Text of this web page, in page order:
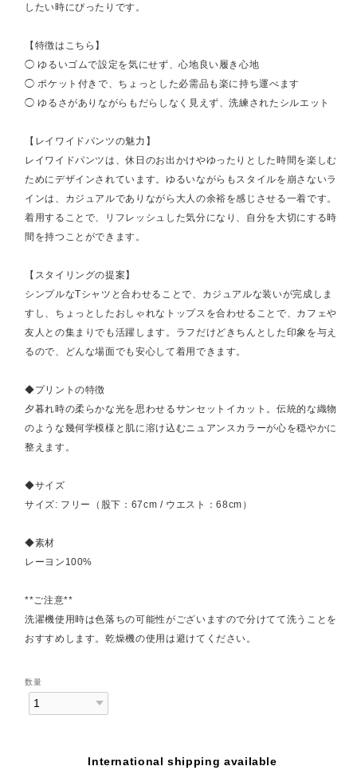
したい時にぴったりです。
【特徴はこちら】
◯ ゆるいゴムで設定を気にせず、心地良い履き心地
◯ ポケット付きで、ちょっとした必需品も楽に持ち運べます
◯ ゆるさがありながらもだらしなく見えず、洗練されたシルエット
【レイワイドパンツの魅力】
レイワイドパンツは、休日のお出かけやゆったりとした時間を楽しむ
ためにデザインされています。ゆるいながらもスタイルを崩さないラ
インは、カジュアルでありながら大人の余裕を感じさせる一着です。
着用することで、リフレッシュした気分になり、自分を大切にする時
間を持つことができます。
【スタイリングの提案】
シンプルなTシャツと合わせることで、カジュアルな装いが完成しま
すし、ちょっとしたおしゃれなトップスを合わせることで、カフェや
友人との集まりでも活躍します。ラフだけどきちんとした印象を与え
るので、どんな場面でも安心して着用できます。
◆プリントの特徴
夕暮れ時の柔らかな光を思わせるサンセットイカット。伝統的な織物
のような幾何学模様と肌に溶け込むニュアンスカラーが心を穏やかに
整えます。
◆サイズ
サイズ: フリー（股下：67cm / ウエスト：68cm）
◆素材
レーヨン100%
**ご注意**
洗濯機使用時は色落ちの可能性がございますので分けてて洗うことを
おすすめします。乾燥機の使用は避けてください。
数量
International shipping available